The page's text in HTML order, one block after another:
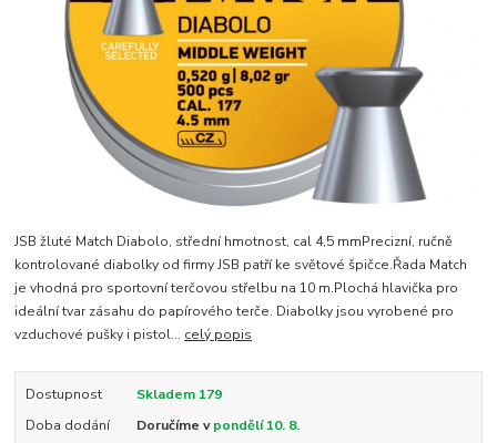
JSB žluté Match Diabolo, střední hmotnost, cal 4,5 mmPrecizní, ručně
kontrolované diabolky od firmy JSB patří ke světové špičce.Řada Match
je vhodná pro sportovní terčovou střelbu na 10 m.Plochá hlavička pro
ideální tvar zásahu do papírového terče. Diabolky jsou vyrobené pro
vzduchové pušky i pistol... celý popis
Dostupnost
Skladem 179
Doba dodání
Doručíme vpondělí 10. 8.